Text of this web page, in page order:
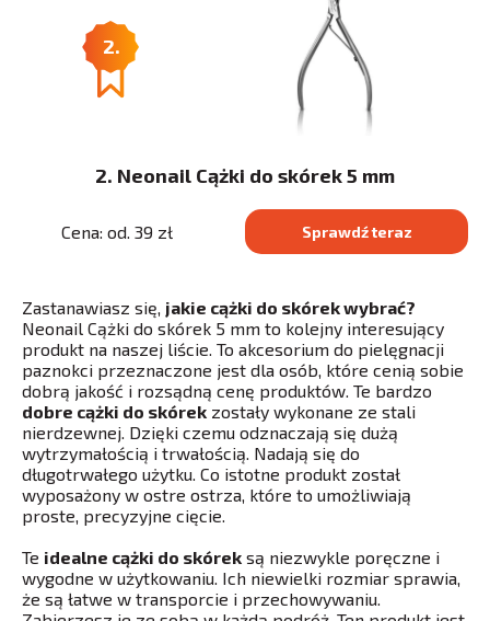
2.
2. Neonail Cążki do skórek 5 mm
Cena: od. 39 zł Sprawdź teraz
Zastanawiasz się, jakie cążki do skórek wybrać?
Neonail Cążki do skórek 5 mm to kolejny interesujący
produkt na naszej liście. To akcesorium do pielęgnacji
paznokci przeznaczone jest dla osób, które cenią sobie
dobrą jakość i rozsądną cenę produktów. Te bardzo
dobre cążki do skórek zostały wykonane ze stali
nierdzewnej. Dzięki czemu odznaczają się dużą
wytrzymałością i trwałością. Nadają się do
długotrwałego użytku. Co istotne produkt został
wyposażony w ostre ostrza, które to umożliwiają
proste, precyzyjne cięcie.
Te idealne cążki do skórek są niezwykle poręczne i
wygodne w użytkowaniu. Ich niewielki rozmiar sprawia,
że są łatwe w transporcie i przechowywaniu.